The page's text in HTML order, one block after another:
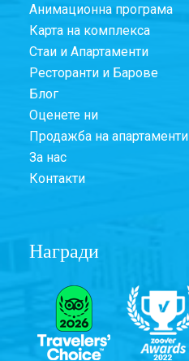
Анимационна програма
Карта на комплекса
Стаи и Апартаменти
Ресторанти и Барове
Блог
Оценете ни
Продажба на апартаменти
За нас
Контакти
Награди